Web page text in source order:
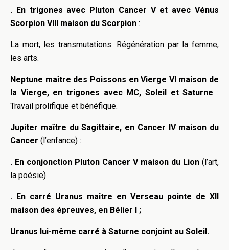
. En trigones avec Pluton Cancer V et avec Vénus
Scorpion VIII maison du Scorpion :
La mort, les transmutations. Régénération par la femme,
les arts.
Neptune maître des Poissons en Vierge VI maison de
la Vierge, en trigones avec MC, Soleil et Saturne :
Travail prolifique et bénéfique.
Jupiter maître du Sagittaire, en Cancer IV maison du
Cancer (l’enfance) :
. En conjonction Pluton Cancer V maison du Lion (l’art,
la poésie).
. En carré Uranus maître en Verseau pointe de XII
maison des épreuves, en Bélier I ;
Uranus lui-même carré à Saturne conjoint au Soleil.